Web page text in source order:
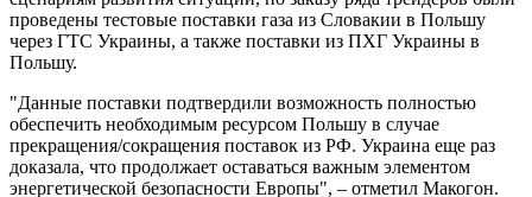
проведены тестовые поставки газа из Словакии в Польшу
через ГТС Украины, а также поставки из ПХГ Украины в
Польшу.
"Данные поставки подтвердили возможность полностью
обеспечить необходимым ресурсом Польшу в случае
прекращения/сокращения поставок из РФ. Украина еще раз
доказала, что продолжает оставаться важным элементом
энергетической безопасности Европы", – отметил Макогон.